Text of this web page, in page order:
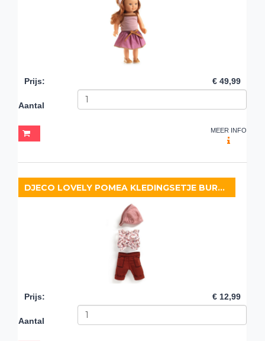
Prijs: € 49,99
Aantal
MEER INFO
DJECO LOVELY POMEA KLEDINGSETJE BURGUNDY
Prijs: € 12,99
Aantal